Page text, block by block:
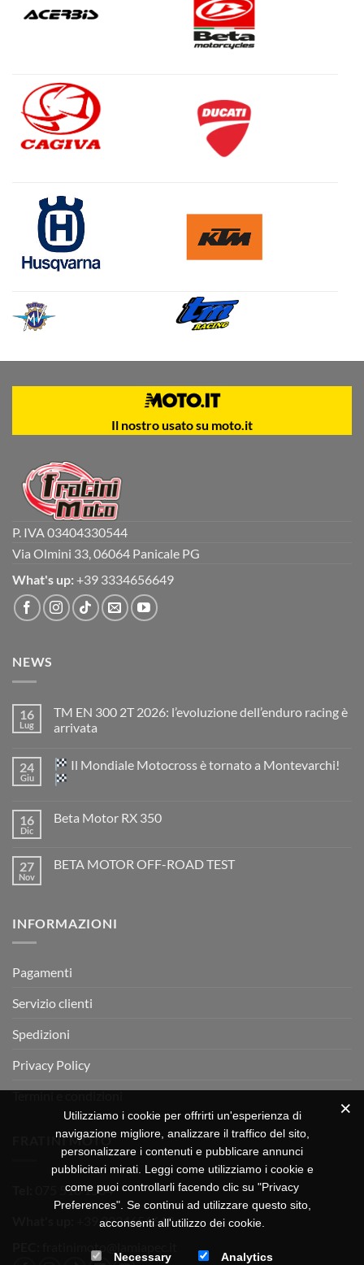
Il nostro usato su moto.it
P. IVA 03404330544
Via Olmini 33, 06064 Panicale PG
What's up: +39 3334656649
NEWS
16
Lug
TM EN 300 2T 2026: l’evoluzione dell’enduro racing è
arrivata
su
TM
EN
2026:
è
arrivata
24
Giu
Il Mondiale Motocross è tornato a Montevarchi!
su
Motocross
è
16
Dic
Beta Motor RX 350
Beta
27
Nov
BETA MOTOR OFF-ROAD TEST
MOTOR
INFORMAZIONI
Pagamenti
Servizio clienti
Spedizioni
Privacy Policy
FRATINI MOTO
075 518 1504
+39 3334656649
Utilizziamo i cookie per offrirti un'esperienza di
navigazione migliore, analizzare il traffico del sito,
personalizzare i contenuti e pubblicare annunci
pubblicitari mirati. Leggi come utilizziamo i cookie e
come puoi controllarli facendo clic su "Privacy
Preferences". Se continui ad utilizzare questo sito,
acconsenti all'utilizzo dei cookie.
Necessary Analytics